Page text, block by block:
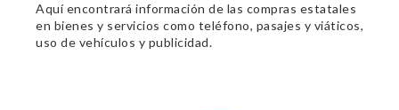
Aquí encontrará información de las compras estatales
en bienes y servicios como teléfono, pasajes y viáticos,
uso de vehículos y publicidad.